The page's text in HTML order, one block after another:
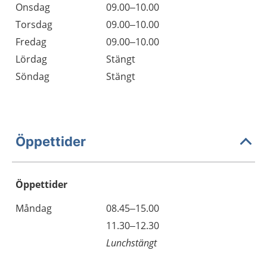
Onsdag
09.00–10.00
Torsdag
09.00–10.00
Fredag
09.00–10.00
Lördag
Stängt
Söndag
Stängt
Öppettider
Öppettider
Dag
Öppettider
Kommentarer
Måndag
08.45–15.00
11.30–12.30
Lunchstängt